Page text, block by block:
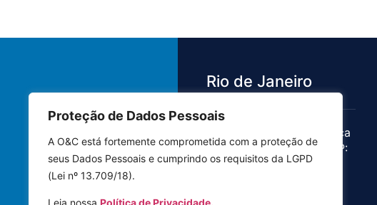
Proteção de Dados Pessoais
A O&C está fortemente comprometida com a proteção de
seus Dados Pessoais e cumprindo os requisitos da LGPD
(Lei nº 13.709/18).
Leia nossa Política de Privacidade.
Rio de Janeiro
3.500 - Barra da Tijuca
Bloco 4 Sala 442 CEP:
22640-102 | Rio de